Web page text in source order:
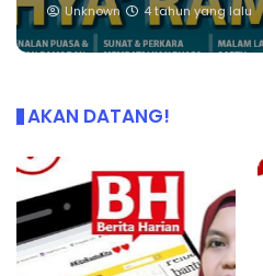
Unknown 4 tahun yang lalu
AKAN DATANG!